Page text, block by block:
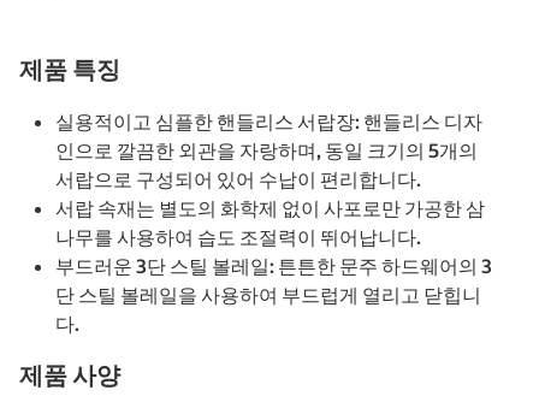
제품 특징
실용적이고 심플한 핸들리스 서랍장: 핸들리스 디자
인으로 깔끔한 외관을 자랑하며, 동일 크기의 5개의
서랍으로 구성되어 있어 수납이 편리합니다.
서랍 속재는 별도의 화학제 없이 사포로만 가공한 삼
나무를 사용하여 습도 조절력이 뛰어납니다.
부드러운 3단 스틸 볼레일: 튼튼한 문주 하드웨어의 3
단 스틸 볼레일을 사용하여 부드럽게 열리고 닫힙니
다.
제품 사양